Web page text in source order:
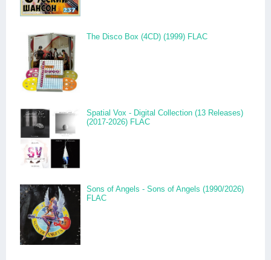
The Disco Box (4CD) (1999) FLAC
Spatial Vox - Digital Collection (13 Releases)
(2017-2026) FLAC
Sons of Angels - Sons of Angels (1990/2026)
FLAC